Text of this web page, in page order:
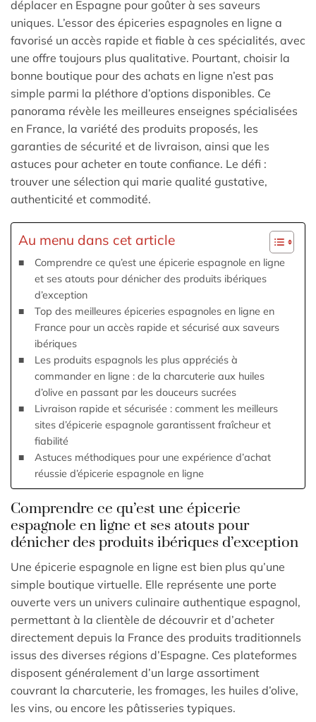
déplacer en Espagne pour goûter à ses saveurs
uniques. L’essor des épiceries espagnoles en ligne a
favorisé un accès rapide et fiable à ces spécialités, avec
une offre toujours plus qualitative. Pourtant, choisir la
bonne boutique pour des achats en ligne n’est pas
simple parmi la pléthore d’options disponibles. Ce
panorama révèle les meilleures enseignes spécialisées
en France, la variété des produits proposés, les
garanties de sécurité et de livraison, ainsi que les
astuces pour acheter en toute confiance. Le défi :
trouver une sélection qui marie qualité gustative,
authenticité et commodité.
Au menu dans cet article
Comprendre ce qu’est une épicerie espagnole en ligne
et ses atouts pour dénicher des produits ibériques
d’exception
Top des meilleures épiceries espagnoles en ligne en
France pour un accès rapide et sécurisé aux saveurs
ibériques
Les produits espagnols les plus appréciés à
commander en ligne : de la charcuterie aux huiles
d’olive en passant par les douceurs sucrées
Livraison rapide et sécurisée : comment les meilleurs
sites d’épicerie espagnole garantissent fraîcheur et
fiabilité
Astuces méthodiques pour une expérience d’achat
réussie d’épicerie espagnole en ligne
Comprendre ce qu’est une épicerie
espagnole en ligne et ses atouts pour
dénicher des produits ibériques d’exception
Une épicerie espagnole en ligne est bien plus qu’une
simple boutique virtuelle. Elle représente une porte
ouverte vers un univers culinaire authentique espagnol,
permettant à la clientèle de découvrir et d’acheter
directement depuis la France des produits traditionnels
issus des diverses régions d’Espagne. Ces plateformes
disposent généralement d’un large assortiment
couvrant la charcuterie, les fromages, les huiles d’olive,
les vins, ou encore les pâtisseries typiques.